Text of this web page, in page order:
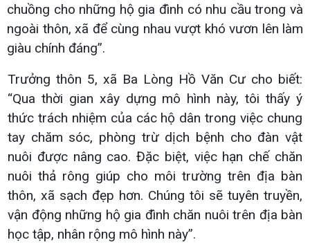
chuồng cho những hộ gia đình có nhu cầu trong và
ngoài thôn, xã để cùng nhau vượt khó vươn lên làm
giàu chính đáng”.
Trưởng thôn 5, xã Ba Lòng Hồ Văn Cư cho biết:
“Qua thời gian xây dựng mô hình này, tôi thấy ý
thức trách nhiệm của các hộ dân trong việc chung
tay chăm sóc, phòng trừ dịch bệnh cho đàn vật
nuôi được nâng cao. Đặc biệt, việc hạn chế chăn
nuôi thả rông giúp cho môi trường trên địa bàn
thôn, xã sạch đẹp hơn. Chúng tôi sẽ tuyên truyền,
vận động những hộ gia đình chăn nuôi trên địa bàn
học tập, nhân rộng mô hình này”.